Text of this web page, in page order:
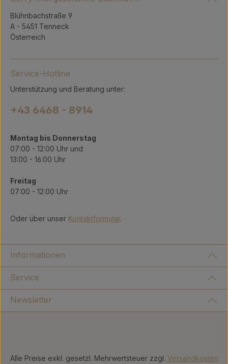
Blühnbachstraße 9
A - 5451 Tenneck
Österreich
Service-Hotline
Unterstützung und Beratung unter:
+43 6468 - 8914
Montag bis Donnerstag
07:00 - 12:00 Uhr und
13:00 - 16:00 Uhr
Freitag
07:00 - 12:00 Uhr
Oder über unser Kontaktformular.
Informationen
Service
Newsletter
Alle Preise exkl. gesetzl. Mehrwertsteuer zzgl. Versandkosten